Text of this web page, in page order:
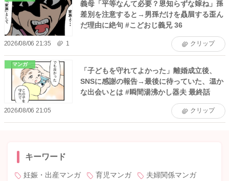
義母「平等なんて必要？恩知らずな嫁ね」孫
差別を注意すると→男孫だけを贔屓する歪ん
だ理由に絶句 #こどおじ義兄 36
2026/08/06 21:35 1 クリップ
マンガ
「子どもを守れてよかった」離婚成立後、
SNSに感謝の報告→最後に待っていた、温か
な出会いとは #瞬間湯沸かし器夫 最終話
2026/08/06 21:05 クリップ
キーワード
妊娠・出産マンガ 育児マンガ
夫婦関係マンガ